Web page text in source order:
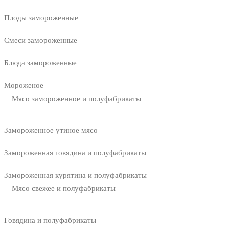
Плоды замороженные
Смеси замороженные
Блюда замороженные
Мороженое
Мясо замороженное и полуфабрикаты
Замороженное утиное мясо
Замороженная говядина и полуфабрикаты
Замороженная курятина и полуфабрикаты
Мясо свежее и полуфабрикаты
Говядина и полуфабрикаты